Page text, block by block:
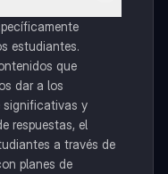
estudiantes.
que
dar a los
significativas y
respuestas, el
a través de
planes de